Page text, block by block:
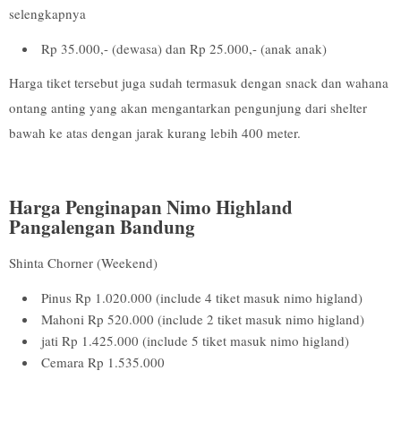
selengkapnya
Rp 35.000,- (dewasa) dan Rp 25.000,- (anak anak)
Harga tiket tersebut juga sudah termasuk dengan snack dan wahana
ontang anting yang akan mengantarkan pengunjung dari shelter
bawah ke atas dengan jarak kurang lebih 400 meter.
Harga Penginapan Nimo Highland
Pangalengan Bandung
Shinta Chorner (Weekend)
Pinus Rp 1.020.000 (include 4 tiket masuk nimo higland)
Mahoni Rp 520.000 (include 2 tiket masuk nimo higland)
jati Rp 1.425.000 (include 5 tiket masuk nimo higland)
Cemara Rp 1.535.000